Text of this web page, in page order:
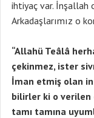
ihtiyaç var. İnşallah
Arkadaşlarımız o
“Allahü Teâlâ
çekinmez, ister
İman etmiş olan
bilirler ki o verilen
tamı tamına